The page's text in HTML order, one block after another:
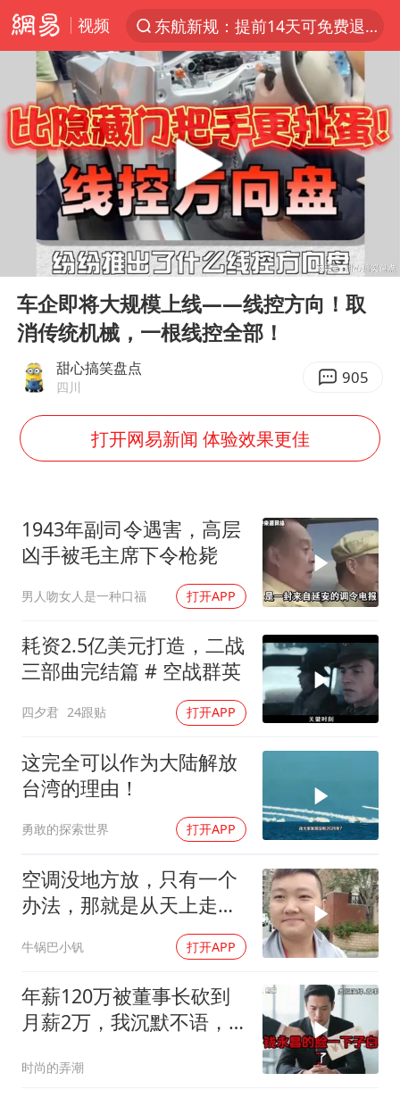
视频
东航新规：提前14天可免费退改签
“电影+”如何激发千亿级消费新活力？
日本试射“战斧”导弹，国防部回应
台风白海豚中心风力增强
向鹏0-3不敌张本智和
百花奖开幕式
四川宜宾高县4.9级地震致1死
广东雷州通报特教老师招聘违规事件
“新疆阿勒泰八月能滑雪”不实
我国外贸延续良好增长态势
国防部：中国军队坚决反制任何闹海挑衅图谋
陈幸同晋级WTT横滨冠军赛8强
两名乘客在飞机上因调节座椅起冲突
女儿为争财产堵门阻挠父亲出殡
今日立秋你咬秋了吗
Play
00:00 02:19
车企即将大规模上线——线控方向！取
消传统机械，一根线控全部！
甜心搞笑盘点
四川 905
打开网易新闻 体验效果更佳
1943年副司令遇害，高层
凶手被毛主席下令枪毙
男人吻女人是一种口福 打开APP
耗资2.5亿美元打造，二战
三部曲完结篇 # 空战群英
四夕君 24跟贴 打开APP
这完全可以作为大陆解放
台湾的理由！
勇敢的探索世界 打开APP
空调没地方放，只有一个
办法，那就是从天上走，
牛锅巴小钒 打开APP
年薪120万被董事长砍到
月薪2万，我沉默不语，
我
时尚的弄潮